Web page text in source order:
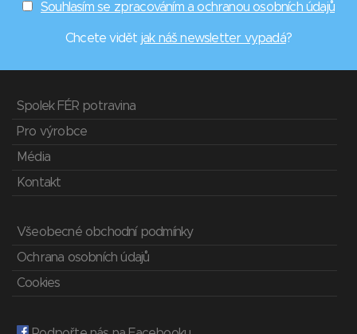
Souhlasím se zpracováním a ochranou osobních údajů
Chcete vidět jak náš newsletter vypadá?
Spolek FÉR potravina
Pro výrobce
Média
Kontakt
Všeobecné obchodní podmínky
Ochrana osobních údajů
Cookies